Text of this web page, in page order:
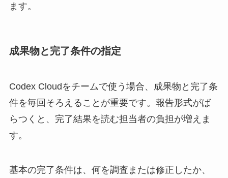
ます。
成果物と完了条件の指定
Codex Cloudをチームで使う場合、成果物と完了条
件を毎回そろえることが重要です。報告形式がば
らつくと、完了結果を読む担当者の負担が増えま
す。
基本の完了条件は、何を調査または修正したか、